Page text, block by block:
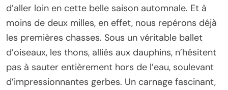
d’aller loin en cette belle saison automnale. Et à
moins de deux milles, en effet, nous repérons déjà
les premières chasses. Sous un véritable ballet
d’oiseaux, les thons, alliés aux dauphins, n’hésitent
pas à sauter entièrement hors de l’eau, soulevant
d’impressionnantes gerbes. Un carnage fascinant,